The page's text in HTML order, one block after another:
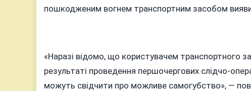
пошкодженим вогнем транспортним засобом
«Наразі відомо, що користувачем транспортного
результаті проведення першочергових слідчо-
можуть свідчити про можливе самогубство», —